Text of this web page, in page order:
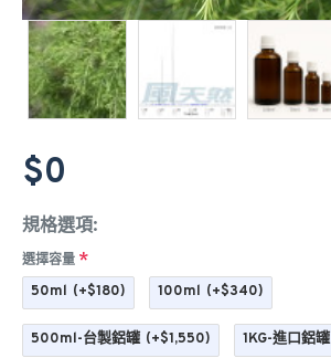
$0
規格選項:
選擇容量
50ml (+$180) 100ml (+$340)
500ml-台製鋁罐 (+$1,550) 1KG-進口鋁罐